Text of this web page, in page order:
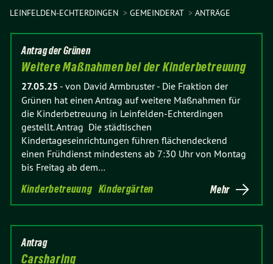
LEINFELDEN-ECHTERDINGEN GEMEINDERAT ANTRÄGE
Antrag der Grünen
Weitere Maßnahmen bei der Kinderbetreuung
27.05.25 - von David Armbruster- Die Fraktion der
Grünen hat einen Antrag auf weitere Maßnahmen für
die Kinderbetreuung in Leinfelden-Echterdingen
gestellt. Antrag Die städtischen
Kindertageseinrichtungen führen flächendeckend
einen Frühdienst mindestens ab 7:30 Uhr von Montag
bis Freitag ab dem…
Kinderbetreuung Kindergärten Mehr
Antrag
Carsharing